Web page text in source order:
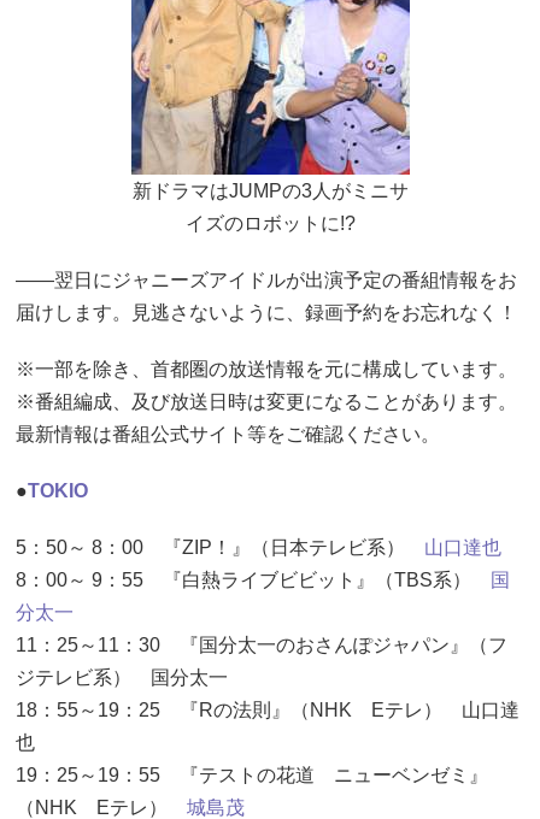
新ドラマはJUMPの3人がミニサ
イズのロボットに!?
――翌日にジャニーズアイドルが出演予定の番組情報をお
届けします。見逃さないように、録画予約をお忘れなく！
※一部を除き、首都圏の放送情報を元に構成しています。
※番組編成、及び放送日時は変更になることがあります。
最新情報は番組公式サイト等をご確認ください。
●TOKIO
5：50～ 8：00 『ZIP！』（日本テレビ系） 山口達也
8：00～ 9：55 『白熱ライブビビット』（TBS系）
国
分太一
11：25～11：30 『国分太一のおさんぽジャパン』（フ
ジテレビ系） 国分太一
18：55～19：25 『Rの法則』（NHK Eテレ） 山口達
也
19：25～19：55 『テストの花道 ニューベンゼミ』
（NHK Eテレ） 城島茂